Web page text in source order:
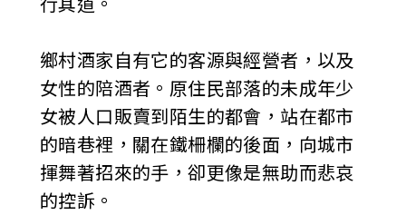
行其道。
鄉村酒家自有它的客源與經營者，以及
女性的陪酒者。原住民部落的未成年少
女被人口販賣到陌生的都會，站在都市
的暗巷裡，關在鐵柵欄的後面，向城市
揮舞著招來的手，卻更像是無助而悲哀
的控訴。